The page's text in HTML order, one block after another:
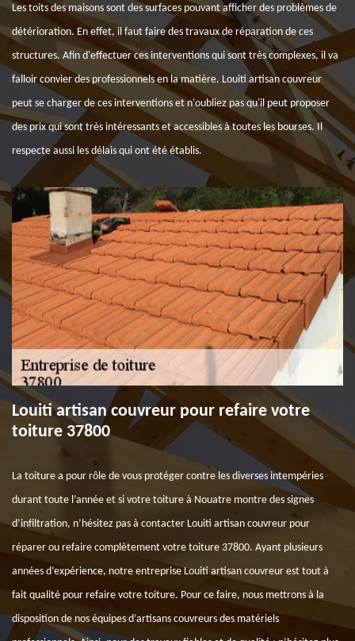
Les toits des maisons sont des surfaces pouvant afficher des problèmes de
détérioration. En effet, il faut faire des travaux de réparation de ces
structures. Afin d'effectuer ces interventions qui sont très complexes, il va
falloir convier des professionnels en la matière. Louiti artisan couvreur
peut se charger de ces interventions et n'oubliez pas qu'il peut proposer
des prix qui sont très intéressants et accessibles à toutes les bourses. Il
respecte aussi les délais qui ont été établis.
Louiti artisan couvreur pour refaire votre
toiture 37800
La toiture a pour rôle de vous protéger contre les diverses intempéries
durant toute l’année et si votre toiture à Nouatre montre des signes
d’infiltration, n’hésitez pas à contacter Louiti artisan couvreur pour
réparer ou refaire complètement votre toiture 37800. Ayant plusieurs
années d’expérience, notre entreprise Louiti artisan couvreur est tout à
fait qualité pour refaire votre toiture. Pour ce faire, nous mettrons à la
disposition de nos équipes d’artisans couvreurs des matériels